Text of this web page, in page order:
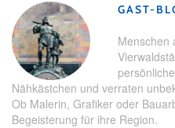
GAST-
Menschen
Nähkästchen und verraten
Ob Malerin, Grafiker oder
Begeisterung für ihre Region.